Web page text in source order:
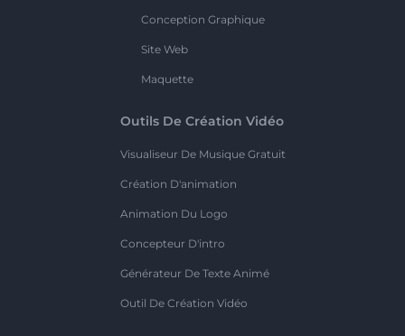
Conception Graphique
Site Web
Maquette
Outils De Création Vidéo
Visualiseur De Musique Gratuit
Création D'animation
Animation Du Logo
Concepteur D'intro
Générateur De Texte Animé
Outil De Création Vidéo